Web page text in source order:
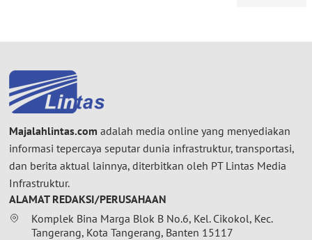
Majalahlintas.com adalah media online yang menyediakan
informasi tepercaya seputar dunia infrastruktur, transportasi,
dan berita aktual lainnya, diterbitkan oleh PT Lintas Media
Infrastruktur.
ALAMAT REDAKSI/PERUSAHAAN
Komplek Bina Marga Blok B No.6, Kel. Cikokol, Kec.
Tangerang, Kota Tangerang, Banten 15117